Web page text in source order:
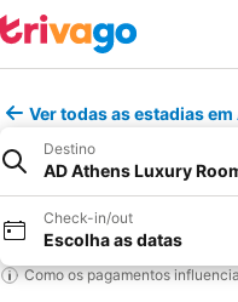
Ver todas as estadias em
Destino
AD Athens Luxury
Check-in/out
Escolha as datas
Como os pagamentos